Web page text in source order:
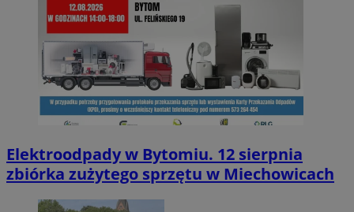
Elektroodpady w Bytomiu. 12 sierpnia
zbiórka zużytego sprzętu w Miechowicach